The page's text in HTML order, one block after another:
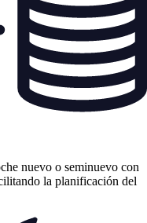
nuevo o seminuevo con
la planificación del